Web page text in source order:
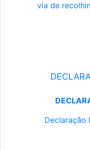
via de
Declaração